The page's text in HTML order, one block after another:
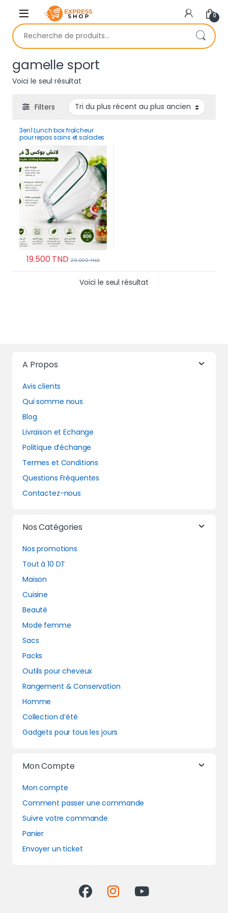
Skip to navigation
Skip to content
0
Recherche pour :
gamelle sport
Voici le seul résultat
Filters
3en1 Lunch box fraîcheur
pour repas sains et salades
19.500TND 29.000TND
Voici le seul résultat
A Propos
Avis clients
Qui somme nous
Blog
Livraison et Echange
Politique d’échange
Termes et Conditions
Questions Fréquentes
Contactez-nous
Nos Catégories
Nos promotions
Tout à 10 DT
Maison
Cuisine
Beauté
Mode femme
Sacs
Packs
Outils pour cheveux
Rangement & Conservation
Homme
Collection d’été
Gadgets pour tous les jours
Mon Compte
Mon compte
Comment passer une commande
Suivre votre commande
Panier
Envoyer un ticket